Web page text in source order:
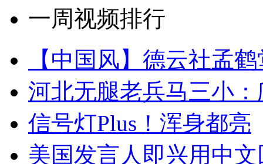
一周视频排行
【中国风】德云社孟
河北无腿老兵马三小
信号灯Plus！浑身都亮
美国发言人即兴用中